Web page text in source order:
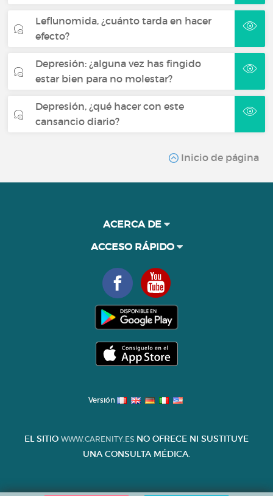
Leflunomida, ¿cuánto tarda en hacer
efecto?
Depresión: ¿alguna vez has fingido
estar bien para no molestar?
Depresión, ¿qué hacer con este
cansancio diario?
Inicio de página
ACERCA DE
ACCESO RÁPIDO
Versión
EL SITIO WWW.CARENITY.ES NO OFRECE NI SUSTITUYE
UNA CONSULTA MÉDICA.